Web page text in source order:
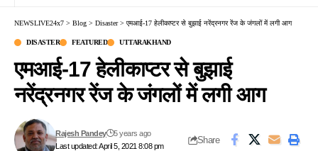
NEWSLIVE24x7 > Blog > Disaster> एमआई-17 हेलीकाप्टर से बुझाई नरेंद्रनगर रेंज के जंगलों में लगी आग
DISASTER FEATURED UTTARAKHAND
एमआई-17 हेलीकाप्टर से बुझाई
नरेंद्रनगर रेंज के जंगलों में लगी आग
Last updated: April 5, 2021 8:08 pm
Rajesh Pandey 5 years ago
Share